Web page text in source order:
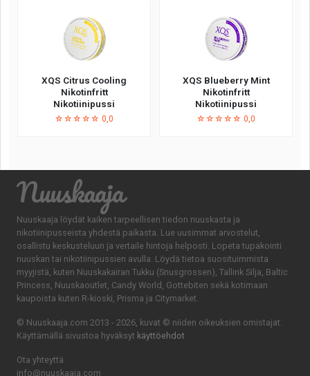
XQS Citrus Cooling
Nikotinfritt
Nikotiinipussi
☆☆☆☆☆ 0,0
XQS Blueberry Mint
Nikotinfritt
Nikotiinipussi
☆☆☆☆☆ 0,0
Nuuskaaja
Nuuskaaja löydät kaiken tarpeellisen tiedon nuuskasta ja
nikotiinipusseista yhdestä paikasta. Lue uusimmat arvostelut,
osallistu keskusteluun ja vertaile hintoja helposti. Lopeta tupakointi
nuuskan tai nikotiinipussien avulla. Löydä tietoa suosituimmista
myyjistä, kuten Nuuskakairan Tukku (Snusgrossen), Tallink Silja, Baltic
Princess, Nuuskaoutlet, Candy World, Gottebiten sekä kotimaan
kaupoista kuten R-kioski, Prisma ja Citymarket.
© Nuuskaaja.com 2013 - 2026, kuvat © niiden oikeuksien omistajat.
Käyttämällä sivustoa hyväksyt käyttöehdot
Ota yhteyttä
info@nuuskaaja.com